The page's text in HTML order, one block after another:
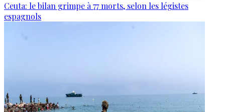
Ceuta: le bilan grimpe à 77 morts, selon les légistes
espagnols